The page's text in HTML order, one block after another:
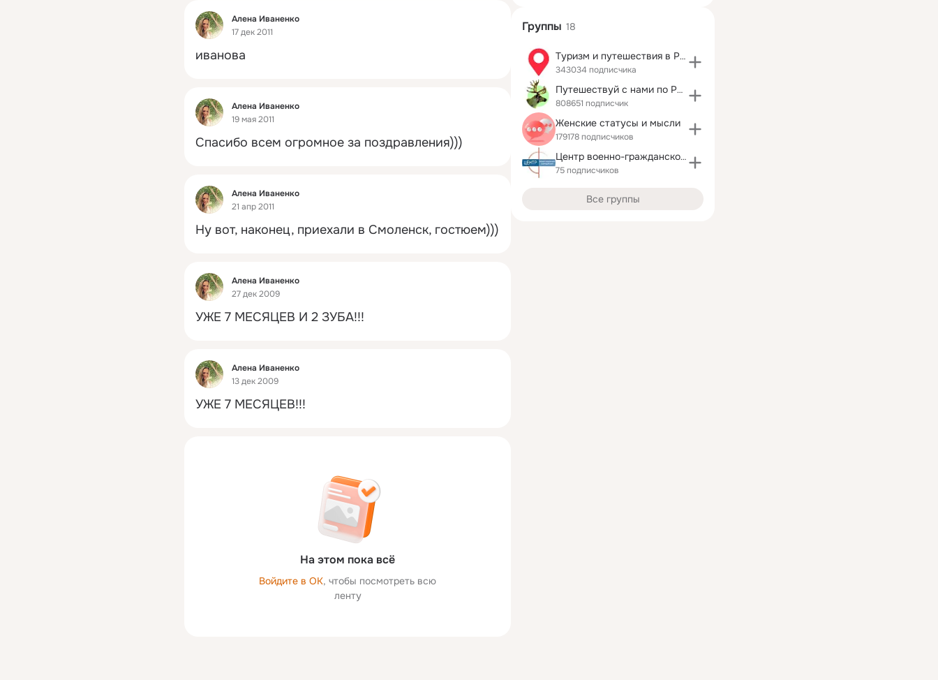
Фид
Алена Иваненко
17 дек 2011
иванова
Фид
Алена Иваненко
19 мая 2011
Спасибо всем огромное за поздравления)))
Фид
Алена Иваненко
21 апр 2011
Ну вот, наконец, приехали в Смоленск, гостюем)))
Фид
Алена Иваненко
27 дек 2009
УЖЕ 7 МЕСЯЦЕВ И 2 ЗУБА!!!
Фид
Алена Иваненко
13 дек 2009
УЖЕ 7 МЕСЯЦЕВ!!!
На этом пока всё
Войдите в ОК, чтобы посмотреть всю
ленту
Группы 18
Туризм и путешествия в России!
343034 подписчика
Путешествуй с нами по России
808651 подписчик
Женские статусы и мысли
179178 подписчиков
Центр военно-гражданского взаимодействия
75 подписчиков
Все группы